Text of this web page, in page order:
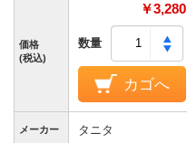
価格
(税込)
￥3,280
数量
カゴへ
メーカー タニタ